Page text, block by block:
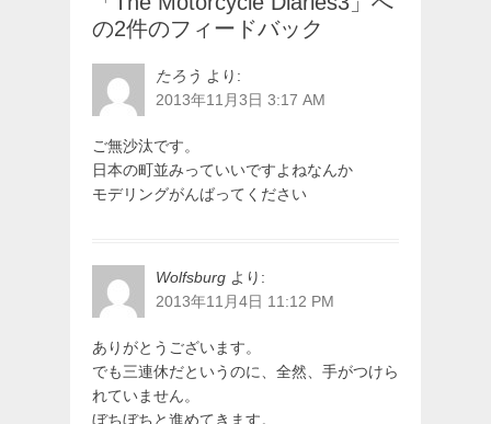
ビ
ン
稿:
稿:
の2件のフィードバック
たろう より:
2013年11月3日 3:17 AM
ご無沙汰です。
日本の町並みっていいですよねなんか
モデリングがんばってください
Wolfsburg より:
2013年11月4日 11:12 PM
ありがとうございます。
でも三連休だというのに、全然、手がつけら
れていません。
ぼちぼちと進めてきます。